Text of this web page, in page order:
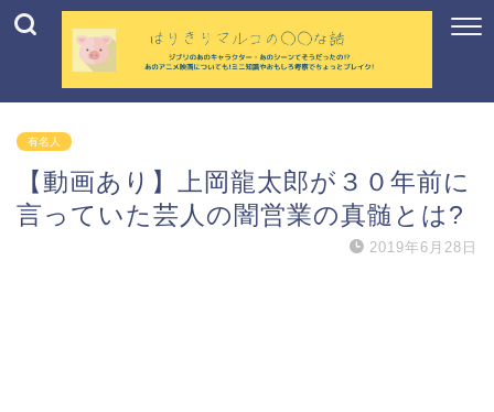
有名人
【動画あり】上岡龍太郎が３０年前に
言っていた芸人の闇営業の真髄とは?
2019年6月28日